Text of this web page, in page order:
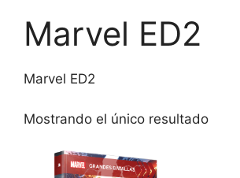
Marvel ED2
Marvel ED2
Mostrando el único resultado